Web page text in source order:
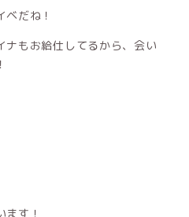
だね！
ナもお給仕してるから、会い
す！